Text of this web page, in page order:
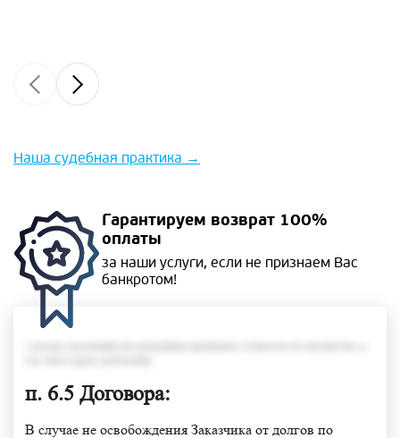
Наша судебная практика →
Гарантируем возврат 100%
оплаты
за наши услуги, если не признаем Вас
банкротом!
п. 6.5 Договора:
В случае не освобождения Заказчика от долгов по